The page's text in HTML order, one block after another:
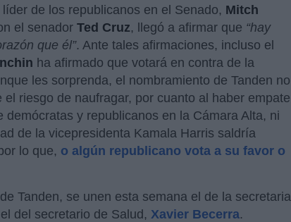
líder de los republicanos en el Senado, Mitch
el senador Ted Cruz, llegó a afirmar que “hay
que él”. Ante tales afirmaciones, incluso el
ha afirmado que votará en contra de la
les sorprenda, el nombramiento de Tanden no
riesgo de naufragar, por cuanto al haber empate
demócratas y republicanos en la Cámara Alta, ni
de la vicepresidenta Kamala Harris saldría
lo que, o algún republicano vota a su favor o
Tanden, se unen esta semana el de la secretaria
del secretario de Salud, Xavier Becerra.